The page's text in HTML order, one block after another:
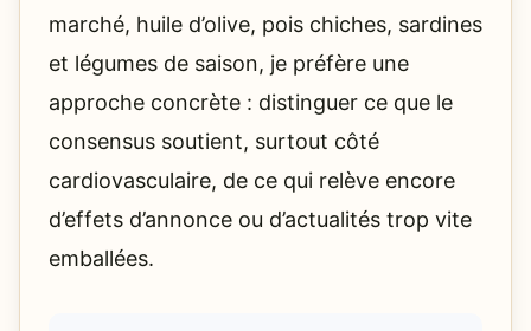
marché, huile d’olive, pois chiches, sardines
et légumes de saison, je préfère une
approche concrète : distinguer ce que le
consensus soutient, surtout côté
cardiovasculaire, de ce qui relève encore
d’effets d’annonce ou d’actualités trop vite
emballées.